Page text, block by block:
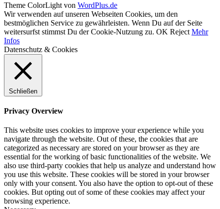
Theme ColorLight von WordPlus.de
Wir verwenden auf unseren Webseiten Cookies, um den
bestmöglichen Service zu gewährleisten. Wenn Du auf der Seite
weitersurfst stimmst Du der Cookie-Nutzung zu. OK Reject Mehr
Infos
Datenschutz & Cookies
Schließen
Privacy Overview
This website uses cookies to improve your experience while you
navigate through the website. Out of these, the cookies that are
categorized as necessary are stored on your browser as they are
essential for the working of basic functionalities of the website. We
also use third-party cookies that help us analyze and understand how
you use this website. These cookies will be stored in your browser
only with your consent. You also have the option to opt-out of these
cookies. But opting out of some of these cookies may affect your
browsing experience.